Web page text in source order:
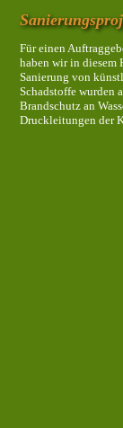
Für einen
haben wir in diesem
Sanierung von
Schadstoffe wurden
Brandschutz an
Druckleitungen der